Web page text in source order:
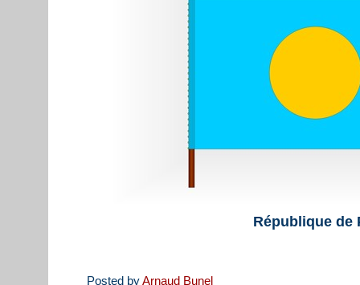
République de
Posted byArnaud Bunel